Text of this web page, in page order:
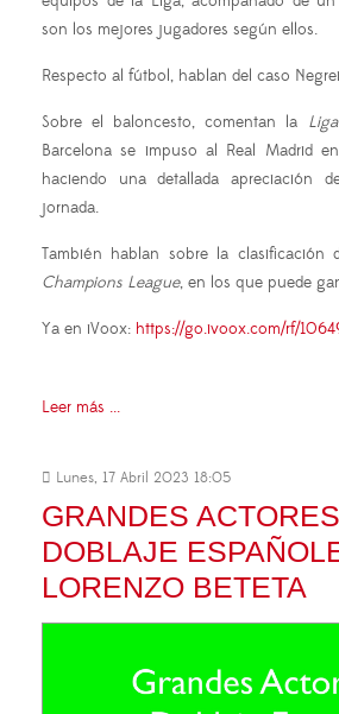
son los mejores jugadores según ellos.
Respecto al fútbol, hablan del caso
Sobre el baloncesto, comentan la
Barcelona se impuso al Real Madrid
haciendo una detallada apreciación
jornada.
También hablan sobre la clasificación
Champions League, en los que puede
Ya en iVoox: https://go.ivoox.com/rf/
Leer más ...
Lunes, 17 Abril 2023 18:05
GRANDES
DOBLAJE
LORENZO BETETA